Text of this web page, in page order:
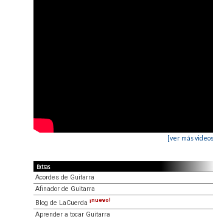
[ver más
Extras
Acordes de Guitarra
Afinador de Guitarra
Blog de LaCuerda ¡nuevo!
Aprender a tocar Guitarra